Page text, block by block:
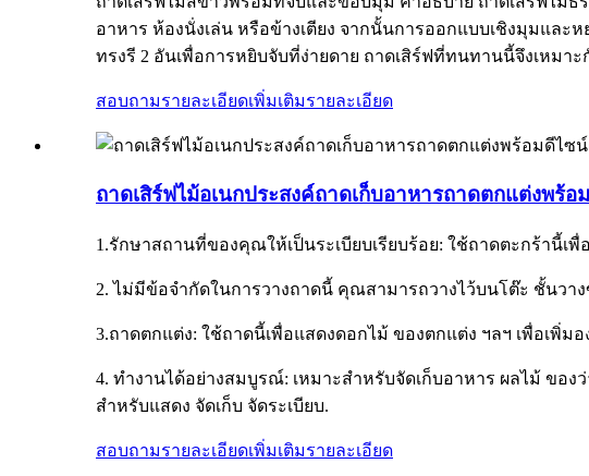
อาหาร ห้องนั่งเล่น หรือข้างเตียง จากนั้นการออกแบบเชิงมุมแ
ทรงรี 2 อันเพื่อการหยิบจับที่ง่ายดาย ถาดเสิร์ฟที่ทนทานนี้จึงเหมาะ
สอบถามรายละเอียดเพิ่มเติมรายละเอียด
ถาดเสิร์ฟไม้อเนกประสงค์ถาดเก็บอาหารถาดตกแต่งพร้
1.รักษาสถานที่ของคุณให้เป็นระเบียบเรียบร้อย: ใช้ถาดตะกร้านี้เ
2. ไม่มีข้อจำกัดในการวางถาดนี้ คุณสามารถวางไว้บนโต๊ะ ชั้นวา
3.ถาดตกแต่ง: ใช้ถาดนี้เพื่อแสดงดอกไม้ ของตกแต่ง ฯลฯ เพื่อเ
4. ทำงานได้อย่างสมบูรณ์: เหมาะสำหรับจัดเก็บอาหาร ผลไม้ ข
สำหรับแสดง จัดเก็บ จัดระเบียบ.
สอบถามรายละเอียดเพิ่มเติมรายละเอียด